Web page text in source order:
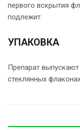
первого вскрытия
подлежит.
УПАКОВКА
Препарат
стеклянных